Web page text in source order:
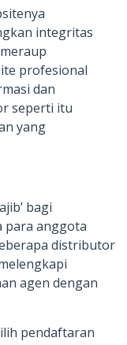
integritas
profesional
dan
seperti itu
yang
bagi
anggota
distributor
agen dengan
pendaftaran